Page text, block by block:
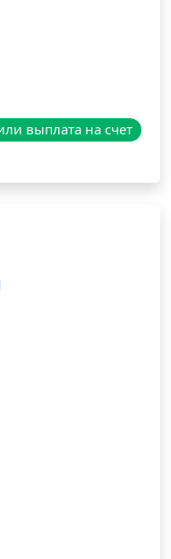
выплата на счет